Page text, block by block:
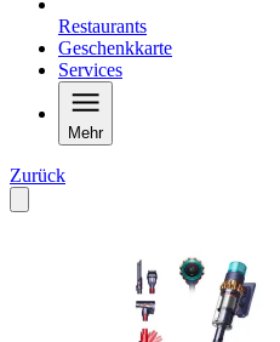
Restaurants
Geschenkkarte
Services
Mehr
Zurück